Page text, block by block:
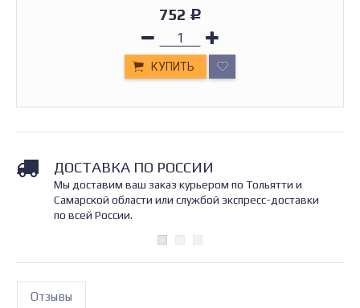
752 Р
КУПИТЬ
ДОСТАВКА ПО РОССИИ
Мы доставим ваш заказ курьером по Тольятти и
Самарской области или службой экспресс-доставки
по всей России.
Отзывы